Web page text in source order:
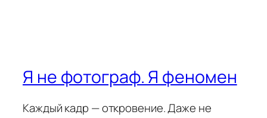
Я не фотограф. Я феномен
Каждый кадр — откровение. Даже не